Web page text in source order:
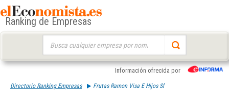
Ranking de Empresas
Información ofrecida por
Directorio Ranking Empresas Frutas Ramon Visa E Hijos Sl